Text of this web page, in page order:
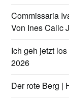
Commissaria
Von Ines Calic
Ich geh jetzt
2026
Der rote Berg |